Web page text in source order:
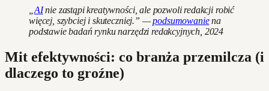
AInie zastąpi kreatywności, ale pozwoli redakcji robić
więcej, szybciej i skuteczniej.” —podsumowaniena
podstawie badań rynku narzędzi redakcyjnych, 2024
Mit efektywności: co branża przemilcza (i
dlaczego to groźne)